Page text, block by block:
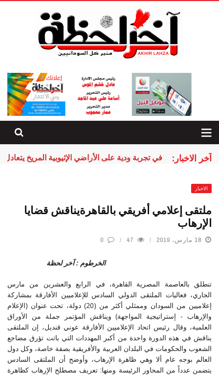
آخر الاخبار: في تجربة ودية على الأراضي الإثيوبية المريخ
الاخبار
ملتقى إعلامي أفريقي بالقاهرةيناقش قضايا
الإرهاب
18 مارس، 2019 47
0
الخرطوم : آخر لحظة
تنطلق بالعاصمة المصرية القاهرة، في الرابع والعشرين من مارس
الجاري، فعاليات الملتقى الدولي السادس للإعلاميين الأفارقة بمشاركة
إعلاميين من السودان وممثلي أكثر من (20) دولة، تحت عنوان (الإعلام
والإرهاب - إستراتيجية المواجهة) ويناقش المؤتمر جملة من الأوراق
العلمية، وقال رئيس اتحاد الإعلاميين الأفارقة عوني قنديل، إن الملتقى
يناقش في هذه الدورة واحدة من أكبر المهددات التي باتت تؤرق مضاجع
الشعوب والحكومات في البلدان العربية والأفريقية بصفة خاصة، وكل دول
العالم بوجه عام ألا وهي ظاهرة الإرهاب، وأوضح أن الملتقى السادس
يتضمن عدداً من المحاور الرئيسة ومنها: تعريف مصطلح الإرهاب كظاهرة